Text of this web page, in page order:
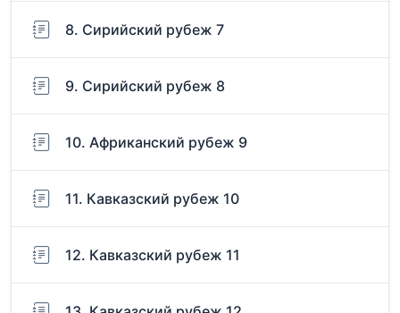
8. Сирийский рубеж 7
9. Сирийский рубеж 8
10. Африканский рубеж 9
11. Кавказский рубеж 10
12. Кавказский рубеж 11